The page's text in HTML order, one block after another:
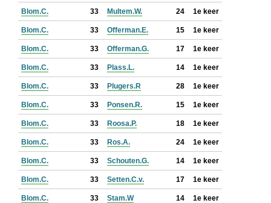
Blom.C. 33 Multem.W. 24 1e keer
Blom.C. 33 Offerman.E. 15 1e keer
Blom.C. 33 Offerman.G. 17 1e keer
Blom.C. 33 Plass.L. 14 1e keer
Blom.C. 33 Plugers.R 28 1e keer
Blom.C. 33 Ponsen.R. 15 1e keer
Blom.C. 33 Roosa.P. 18 1e keer
Blom.C. 33 Ros.A. 24 1e keer
Blom.C. 33 Schouten.G. 14 1e keer
Blom.C. 33 Setten.C.v. 17 1e keer
Blom.C. 33 Stam.W 14 1e keer